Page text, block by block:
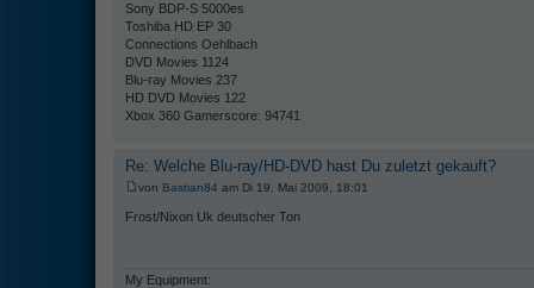
Sony BDP-S 5000es
Toshiba HD EP 30
Connections Oehlbach
DVD Movies 1124
Blu-ray Movies 237
HD DVD Movies 122
Xbox 360 Gamerscore: 94741
Re: Welche Blu-ray/HD-DVD hast Du zuletzt gekauft?
von Bastian84 am Di 19. Mai 2009, 18:01
Frost/Nixon Uk deutscher Ton
My Equipment: